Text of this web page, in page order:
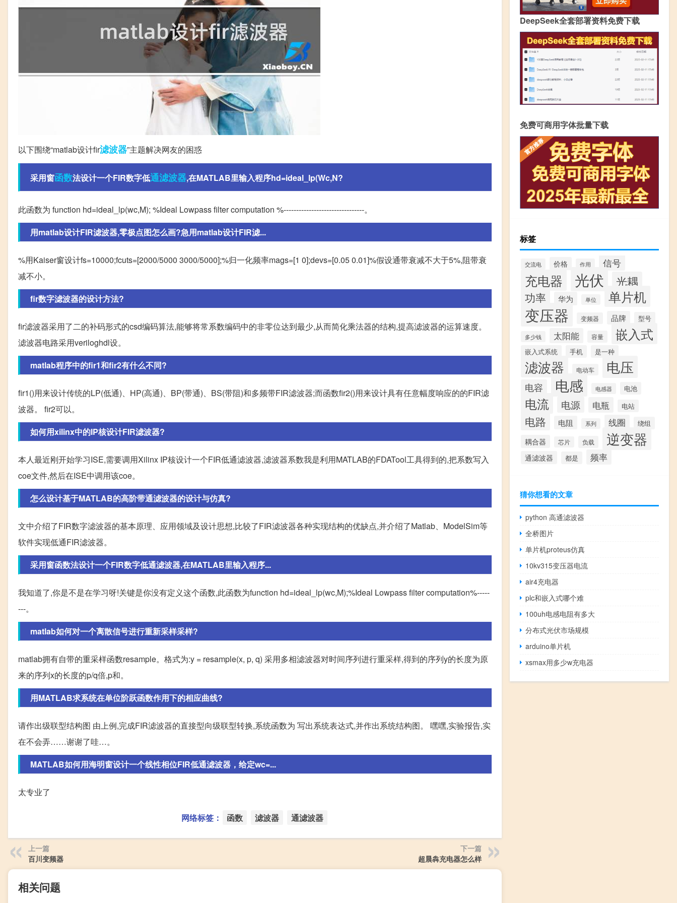
以下围绕“matlab设计fir滤波器”主题解决网友的困惑
采用窗函数法设计一个FIR数字低通滤波器,在MATLAB里输入程序hd=ideal_lp(Wc,N?
此函数为 function hd=ideal_lp(wc,M); %Ideal Lowpass filter computation %--------------------------------。
用matlab设计FIR滤波器,零极点图怎么画?急用matlab设计FIR滤...
%用Kaiser窗设计fs=10000;fcuts=[2000/5000 3000/5000];%归一化频率mags=[1 0];devs=[0.05 0.01]%假设通带衰减不大于5%,阻带衰
减不小。
fir数字滤波器的设计方法?
fir滤波器采用了二的补码形式的csd编码算法,能够将常系数编码中的非零位达到最少,从而简化乘法器的结构,提高滤波器的运算速度。
滤波器电路采用veriloghdl设。
matlab程序中的fir1和fir2有什么不同?
fir1()用来设计传统的LP(低通)、HP(高通)、BP(带通)、BS(带阻)和多频带FIR滤波器;而函数fir2()用来设计具有任意幅度响应的的FIR滤
波器。 fir2可以。
如何用xilinx中的IP核设计FIR滤波器?
本人最近刚开始学习ISE,需要调用Xilinx IP核设计一个FIR低通滤波器,滤波器系数我是利用MATLAB的FDATool工具得到的,把系数写入
coe文件,然后在ISE中调用该coe。
怎么设计基于MATLAB的高阶带通滤波器的设计与仿真?
文中介绍了FIR数字滤波器的基本原理、应用领域及设计思想,比较了FIR滤波器各种实现结构的优缺点,并介绍了Matlab、ModelSim等
软件实现低通FIR滤波器。
采用窗函数法设计一个FIR数字低通滤波器,在MATLAB里输入程序...
我知道了,你是不是在学习呀!关键是你没有定义这个函数,此函数为function hd=ideal_lp(wc,M);%Ideal Lowpass filter computation%-----
---。
matlab如何对一个离散信号进行重新采样采样?
matlab拥有自带的重采样函数resample。格式为:y = resample(x, p, q) 采用多相滤波器对时间序列进行重采样,得到的序列y的长度为原
来的序列x的长度的p/q倍,p和。
用MATLAB求系统在单位阶跃函数作用下的相应曲线?
请作出级联型结构图 由上例,完成FIR滤波器的直接型向级联型转换,系统函数为 写出系统表达式,并作出系统结构图。 嘿嘿,实验报告,实
在不会弄……谢谢了哇…。
MATLAB如何用海明窗设计一个线性相位FIR低通滤波器，给定wc=...
太专业了
网络标签： 函数 滤波器 通滤波器
上一篇
百川变频器
下一篇
超晨犇充电器怎么样
相关问题
DeepSeek全套部署资料免费下载
免费可商用字体批量下载
标签
交流电 价格 作用 信号
充电器 光伏
光耦
功率
华为 单位 单片机
变压器 变频器 品牌 型号
多少钱 太阳能 容量 嵌入式
嵌入式系统 手机 是一种
滤波器 电动车 电压
电容 电感 电感器 电池
电流 电源 电瓶 电站
电路 电阻 系列 线圈 绕组
耦合器 芯片 负载 逆变器
通滤波器 都是 频率
猜你想看的文章
python 高通滤波器
全桥图片
单片机proteus仿真
10kv315变压器电流
air4充电器
plc和嵌入式哪个难
100uh电感电阻有多大
分布式光伏市场规模
arduino单片机
xsmax用多少w充电器